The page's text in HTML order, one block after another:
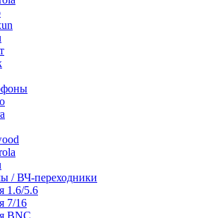
/ ВЧ-переходники
1.6/5.6
7/16
BNC